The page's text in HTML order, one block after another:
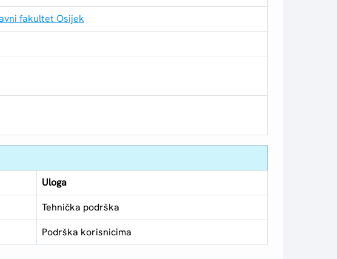
fakultet Osijek
Uloga
Tehnička podrška
Podrška korisnicima